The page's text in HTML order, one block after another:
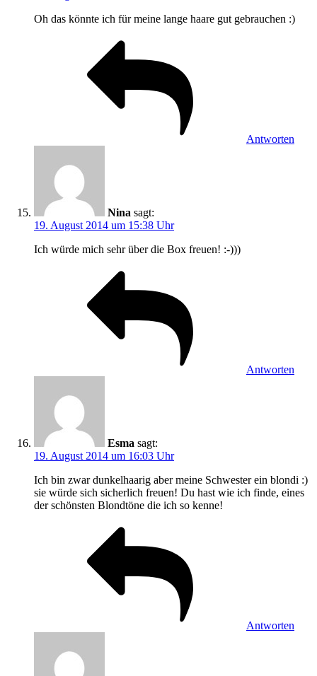
Oh das könnte ich für meine lange haare gut gebrauchen :)
Antworten
Nina sagt:
19. August 2014 um 15:38 Uhr
Ich würde mich sehr über die Box freuen! :-)))
Antworten
Esma sagt:
19. August 2014 um 16:03 Uhr
Ich bin zwar dunkelhaarig aber meine Schwester ein blondi :)
sie würde sich sicherlich freuen! Du hast wie ich finde, eines
der schönsten Blondtöne die ich so kenne!
Antworten